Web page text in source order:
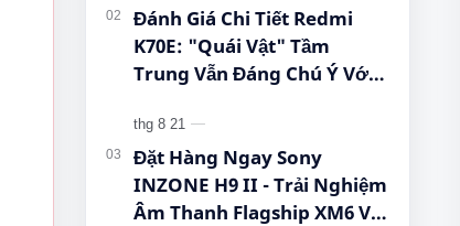
#HiBreakPro5G
#DienThoaiDocSach
#CongNgheMoi
#MuaSamThongMinh
#EInkPhone
#5GSmartphone
#SmartphoneEInk #QueenMobile
#Hi…
Đánh Giá Chi Tiết Redmi
K70E: "Quái Vật" Tầm
Trung Vẫn Đáng Chú Ý Với
Hình 1.5K Và Pin 5.500 mAh
Đặt Hàng Ngay Sony
INZONE H9 II - Trải Nghiệm
Âm Thanh Flagship XM6 Với